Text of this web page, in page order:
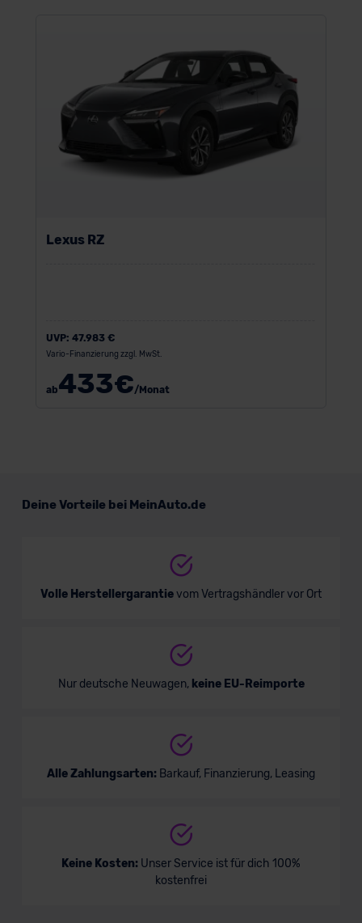
Lexus RZ
UVP: 47.983 €
Vario-Finanzierung zzgl. MwSt.
ab433€/Monat
Deine Vorteile bei MeinAuto.de
Volle Herstellergarantievom Vertragshändler vor Ort
Nur deutsche Neuwagen, keine EU-Reimporte
Alle Zahlungsarten: Barkauf, Finanzierung, Leasing
Keine Kosten: Unser Service ist für dich 100%
kostenfrei